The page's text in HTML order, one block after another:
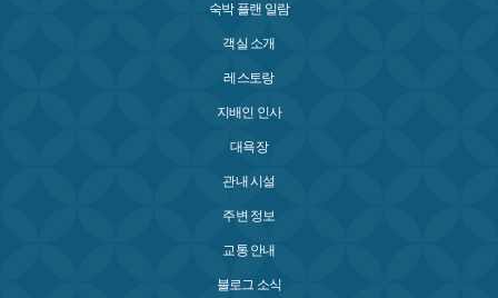
숙박 플랜 일람
객실 소개
레스토랑
지배인 인사
대욕장
관내 시설
주변 정보
교통 안내
블로그 소식